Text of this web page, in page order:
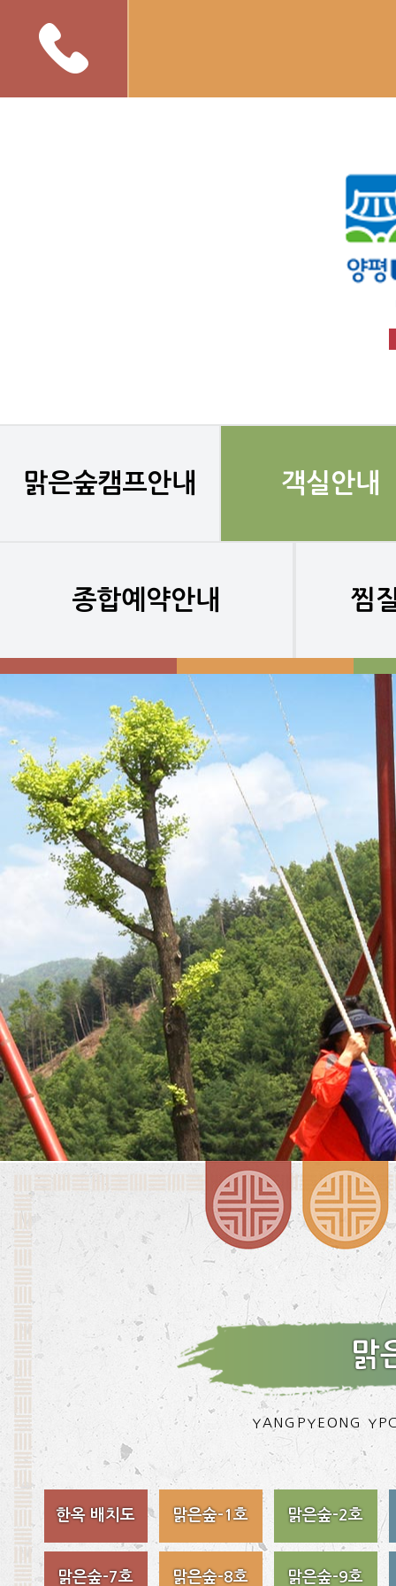
맑은숲캠프안내 객실안내
종합예약안내 찜
맑
YANGPYEONG
한옥 배치도 맑은숲-1호 맑은숲-2호
맑은숲-7호 맑은숲-8호 맑은숲-9호